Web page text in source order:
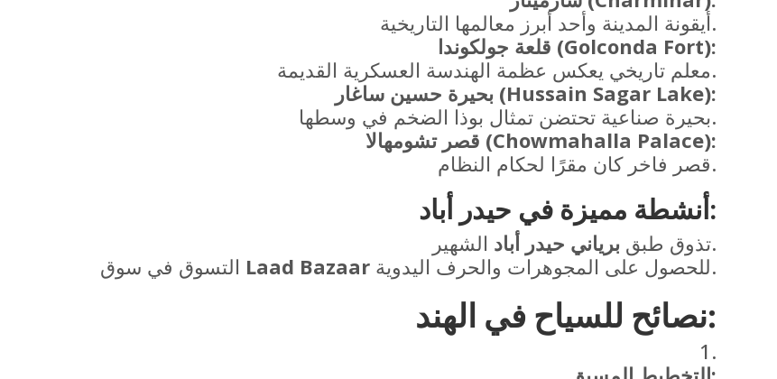
أيقونة المدينة وأحد أبرز معالمها التاريخية.
قلعة جولكوندا (Golconda Fort):
معلم تاريخي يعكس عظمة الهندسة العسكرية القديمة.
بحيرة حسين ساغار (Hussain Sagar Lake):
بحيرة صناعية تحتضن تمثال بوذا الضخم في وسطها.
قصر تشومهالا (Chowmahalla Palace):
قصر فاخر كان مقرًا لحكام النظام.
أنشطة مميزة في حيدر أباد:
تذوق طبق برياني حيدر أباد
الشهير.
Laad Bazaar للحصول على المجوهرات والحرف اليدوية.
نصائح للسياح في الهند: